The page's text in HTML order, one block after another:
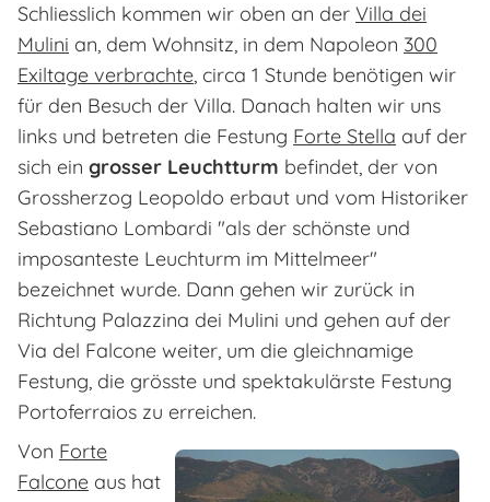
Schliesslich kommen wir oben an der Villa dei
Mulini an, dem Wohnsitz, in dem Napoleon 300
Exiltage verbrachte, circa 1 Stunde benötigen wir
für den Besuch der Villa. Danach halten wir uns
links und betreten die Festung Forte Stella auf der
sich ein grosser Leuchtturm befindet, der von
Grossherzog Leopoldo erbaut und vom Historiker
Sebastiano Lombardi "als der schönste und
imposanteste Leuchturm im Mittelmeer"
bezeichnet wurde. Dann gehen wir zurück in
Richtung Palazzina dei Mulini und gehen auf der
Via del Falcone weiter, um die gleichnamige
Festung, die grösste und spektakulärste Festung
Portoferraios zu erreichen.
Von Forte
Falcone aus hat